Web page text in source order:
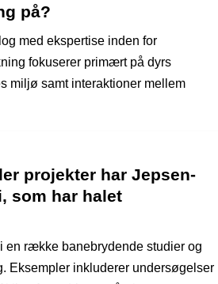
på?
med ekspertise inden for
fokuserer primært på dyrs
miljø samt interaktioner mellem
projekter har Jepsen-
som har halet
række banebrydende studier og
Eksempler inkluderer undersøgelser